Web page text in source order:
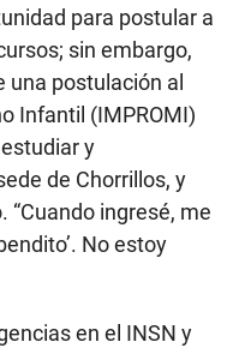
para postular a
sin embargo,
una postulación al
Infantil (IMPROMI)
y
de Chorrillos, y
“Cuando ingresé, me
No estoy
en el INSN y